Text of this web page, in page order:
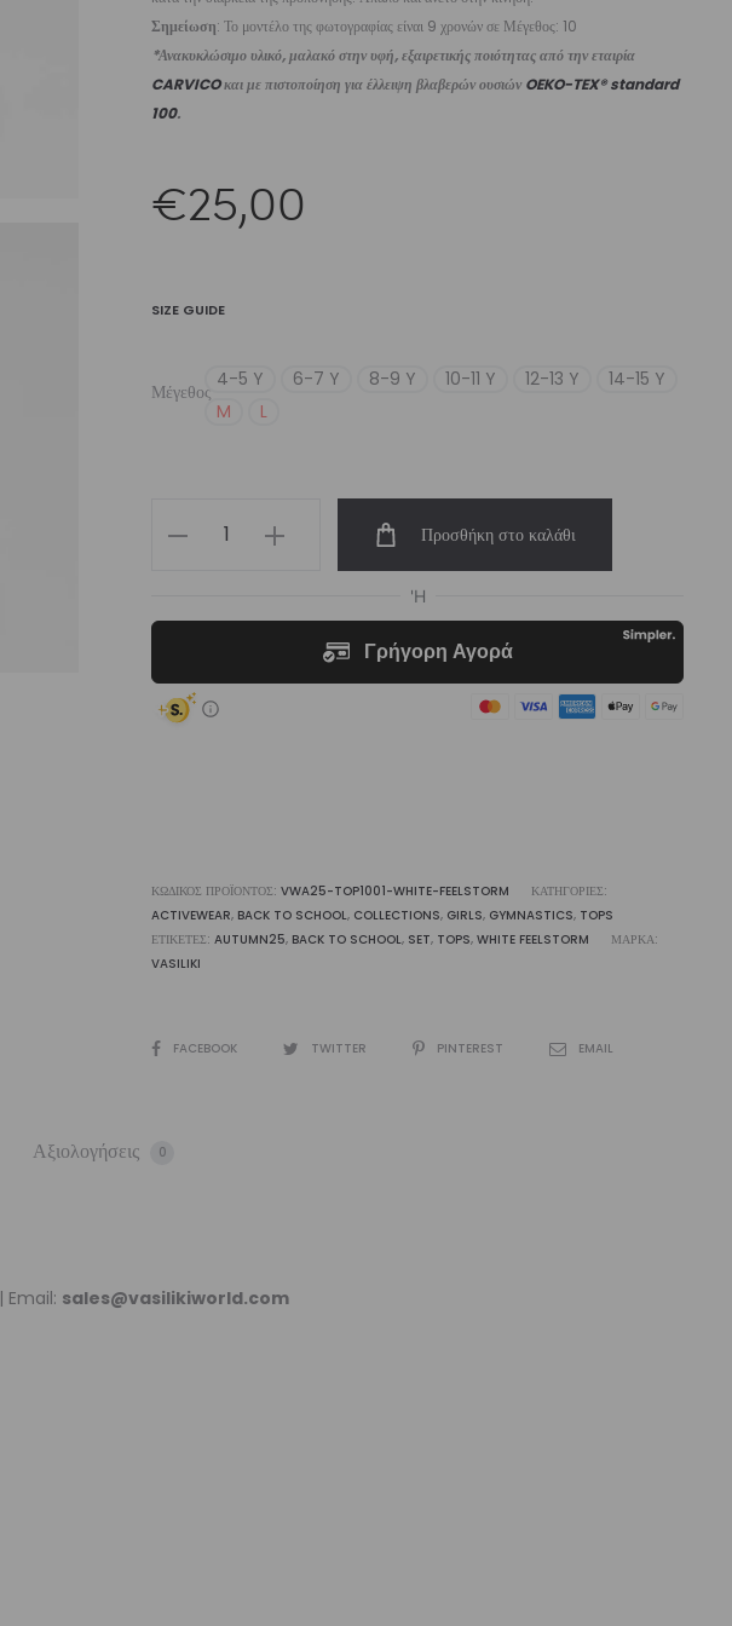
Σημείωση: Το μοντέλο της φωτογραφίας είναι 9 χρονών σε Μέγεθος: 10
*Ανακυκλώσιμο υλικό, μαλακό στην υφή, εξαιρετικής ποιότητας από την εταιρία
CARVICOκαι με πιστοποίηση για έλλειψη βλαβερών ουσιών OEKO-TEX® standard
100.
€25,00
SIZE GUIDE
Μέγεθος
4-5 Y 6-7 Y 8-9 Y 10-11 Y 12-13 Y
14-15 Y
M
L
Crop
ποσότητα
Προσθήκη στο καλάθι
ΚΩΔΙΚΌΣ ΠΡΟΪΌΝΤΟΣ: VWA25-TOP1001-WHITE-FEELSTORM
ΚΑΤΗΓΟΡΊΕΣ:
ACTIVEWEAR, BACK TO SCHOOL, COLLECTIONS, GIRLS, GYMNASTICS, TOPS
ΕΤΙΚΈΤΕΣ: AUTUMN25, BACK TO SCHOOL, SET, TOPS, WHITE FEELSTORM
ΜΆΡΚΑ:
VASILIKI
SHAREFACEBOOK TWITTER PINTEREST EMAIL
Αξιολογήσεις 0
| Email: sales@vasilikiworld.com